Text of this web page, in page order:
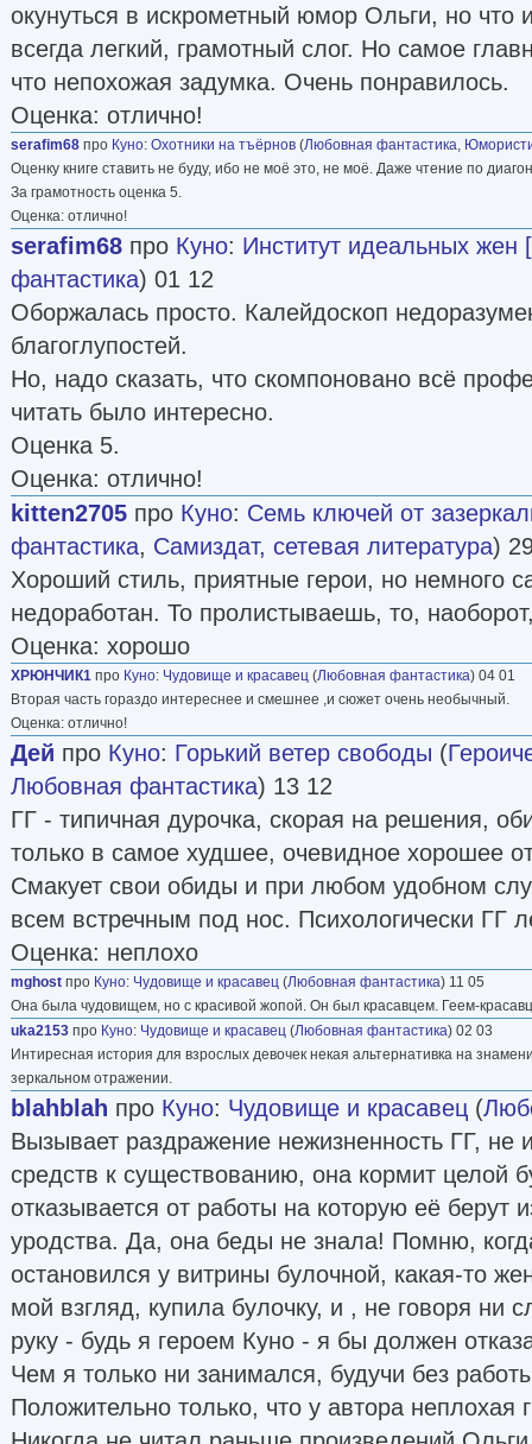
окунуться в искрометный юмор Ольги, но
всегда легкий, грамотный слог. Но самое
что непохожая задумка. Очень понравилось.
Оценка: отлично!
serafim68 про Куно: Охотники на тъёрнов (Любовная фантастика,
Оценку книге ставить не буду, ибо не моё это, не моё. Даже чтение по
За грамотность оценка 5.
Оценка: отлично!
serafim68 про Куно: Институт идеальных жен
фантастика) 01 12
Оборжалась просто. Калейдоскоп
благоглупостей.
Но, надо сказать, что скомпоновано всё
читать было интересно.
Оценка 5.
Оценка: отлично!
kitten2705 про Куно: Семь ключей от
фантастика, Самиздат, сетевая литература)
Хороший стиль, приятные герои, но немного
недоработан. То пролистываешь, то,
Оценка: хорошо
ХРЮНЧИК1 про Куно: Чудовище и красавец (Любовная фантастика) 04 01
Вторая часть гораздо интереснее и смешнее ,и сюжет очень необычный.
Оценка: отлично!
Дей про Куно: Горький ветер свободы (
Любовная фантастика) 13 12
ГГ - типичная дурочка, скорая на решения,
только в самое худшее, очевидное хорошее
Смакует свои обиды и при любом удобном
всем встречным под нос. Психологически ГГ
Оценка: неплохо
mghost про Куно: Чудовище и красавец (Любовная фантастика) 11 05
Она была чудовищем, но с красивой жопой. Он был красавцем. Геем-
uka2153 про Куно: Чудовище и красавец (Любовная фантастика) 02 03
Интиресная история для взрослых девочек некая альтернативка на
зеркальном отражении.
blahblah про Куно: Чудовище и красавец (
Вызывает раздражение нежизненность ГГ, не
средств к существованию, она кормит целой
отказывается от работы на которую её берут
уродства. Да, она беды не знала! Помню,
остановился у витрины булочной, какая-то
мой взгляд, купила булочку, и , не говоря ни
руку - будь я героем Куно - я бы должен
Чем я только ни занимался, будучи без
Положительно только, что у автора неплохая